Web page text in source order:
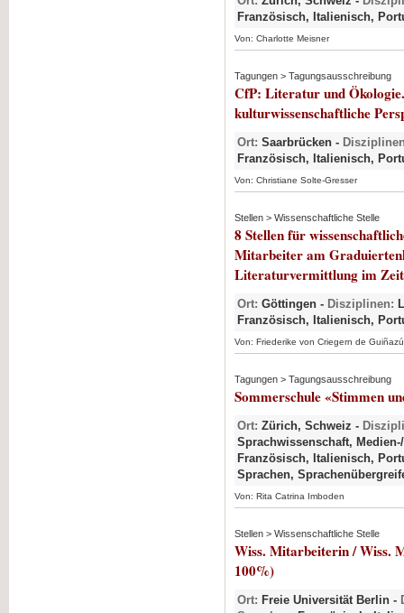
Französisch, Italienisch,
Von: Charlotte Meisner
Tagungen > Tagungsausschreibung
CfP: Literatur und
kulturwissenschaftliche
Ort: Saarbrücken -
Französisch, Italienisch,
Von: Christiane Solte-Gresser
Stellen > Wissenschaftliche Stelle
8 Stellen für
Mitarbeiter am
Literaturvermittlung im
Ort: Göttingen - Disziplinen:
Französisch, Italienisch,
Von: Friederike von Criegern de Guiñazú
Tagungen > Tagungsausschreibung
Sommerschule «Stimmen
Ort: Zürich, Schweiz -
Sprachwissenschaft,
Französisch, Italienisch,
Sprachen,
Von: Rita Catrina Imboden
Stellen > Wissenschaftliche Stelle
Wiss. Mitarbeiterin / Wiss.
100%)
Ort: Freie Universität Berlin -